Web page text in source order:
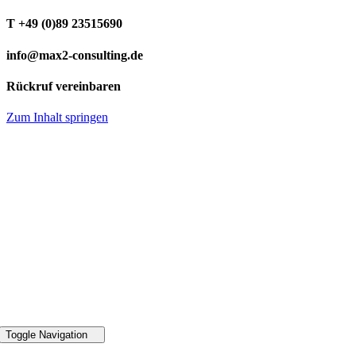
T +49 (0)89 23515690
info@max2-consulting.de
Rückruf vereinbaren
Zum Inhalt springen
Toggle Navigation